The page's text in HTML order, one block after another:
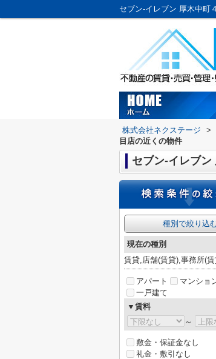
株式会社ネクステージ >
目店の近くの物件
セブン-イレブン
種別で絞り込
現在の種別
賃貸,店舗(賃貸),事務所(
アパート
マンショ
一戸建て
▼賃料
～
敷金・保証金なし
礼金・敷引なし